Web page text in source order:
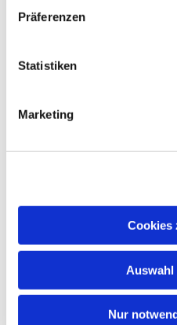
Präferenzen
Statistiken
Marketing
Cookies
Auswahl
Nur